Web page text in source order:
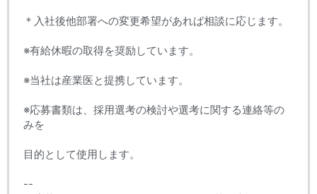
＊入社後他部署への変更希望があれば相談に応じます。
※有給休暇の取得を奨励しています。
※当社は産業医と提携しています。
※応募書類は、採用選考の検討や選考に関する連絡等の
みを
目的として使用します。
--